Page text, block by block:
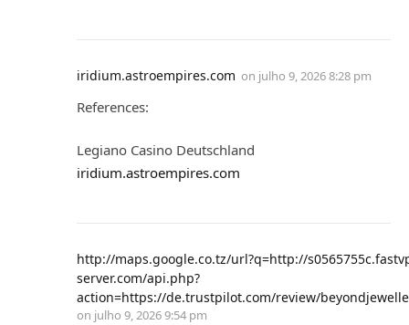
iridium.astroempires.com on julho 9, 2026 8:28 pm
References:
Legiano Casino Deutschland
iridium.astroempires.com
http://maps.google.co.tz/url?q=http://
server.com/api.php?
action=https://de.trustpilot.com/review/
on julho 9, 2026 9:54 pm